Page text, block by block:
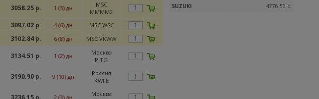
3058.25 р. 1 (3) дн
MSC
MMMM2
3097.02 р. 4 (6) дн MSC WSC
3102.84 р. 6 (8) дн MSC VKWW
3134.51 р. 1 (2) дн
Москва
PITG
3190.90 р. 9 (10) дн
Россия
KWFE
3236.15 р. 2 (3) дн
Москва
SUZUKI
4776.53 р.